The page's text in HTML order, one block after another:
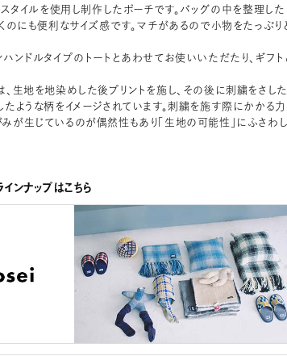
イルを使用し制作したポーチです。バッグの中を整理した
のにも便利なサイズ感です。マチがあるので小物をたっぷり
ンドルタイプのトートとあわせてお使いいただたり、ギフト
生地を地染めした後プリントを施し、その後に刺繍をさした
ような柄をイメージされています。刺繍を施す際にかかる力
が生じているのが偶然性もあり「生地の可能性」にふさわ
ナップはこちら